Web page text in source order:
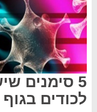
5 סימנים
לכודים בגוף